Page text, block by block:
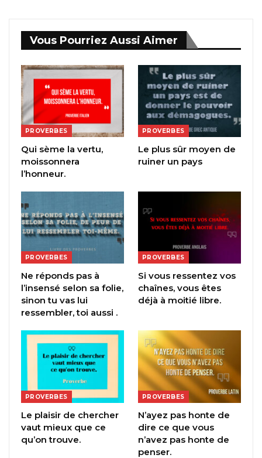
Vous Pourriez Aussi Aimer
PROVERBES
Qui sème la vertu,
moissonnera
l’honneur.
PROVERBES
Le plus sûr moyen de
ruiner un pays
PROVERBES
Ne réponds pas à
l’insensé selon sa folie,
sinon tu vas lui
ressembler, toi aussi .
PROVERBES
Si vous ressentez vos
chaînes, vous êtes
déjà à moitié libre.
PROVERBES
Le plaisir de chercher
vaut mieux que ce
qu’on trouve.
PROVERBES
N’ayez pas honte de
dire ce que vous
n’avez pas honte de
penser.